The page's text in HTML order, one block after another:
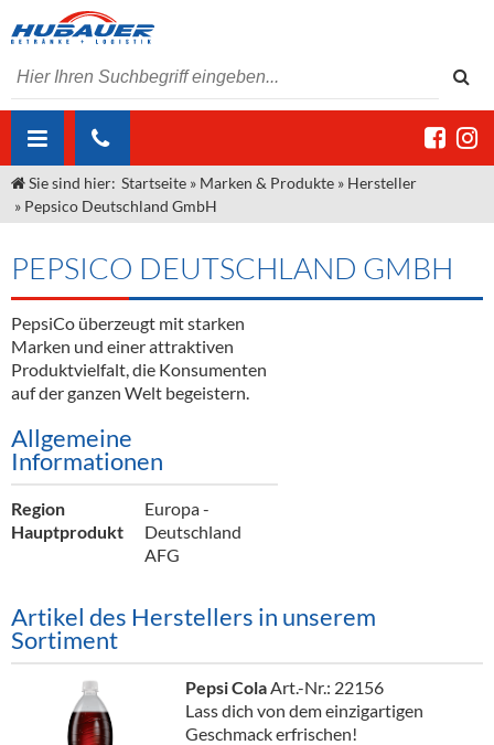
ÜBER UNS
Unser Liefergebiet
Unser Team
Kontakt
Angebote Gastronomie & Großhandel
Gastronomie
Großhandel
Innovation - Die Neue Art des Bierzapfens
"DroughtMaster"
Termine
MARKEN & PRODUKTE
Weine & Schaumwein
Sirup
Bier
Alkoholfreie Getränke
Öle & Küchenartikel
Barzubehör
Equipment
Verpackung
DIENSTLEISTUNGEN
Kommisionskauf & Lieferbedingungen
Sie sind hier: Startseite » Marken & Produkte » Hersteller
» Pepsico Deutschland GmbH
PEPSICO DEUTSCHLAND GMBH
PepsiCo überzeugt mit starken
Marken und einer attraktiven
Produktvielfalt, die Konsumenten
auf der ganzen Welt begeistern.
Allgemeine
Informationen
Region
Europa -
Deutschland
Hauptprodukt
AFG
Artikel des Herstellers in unserem
Sortiment
Pepsi ColaArt.-Nr.: 22156
Lass dich von dem einzigartigen
Geschmack erfrischen!